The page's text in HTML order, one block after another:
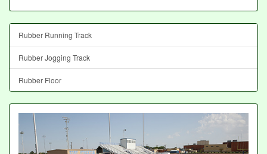
Rubber Running Track
Rubber Jogging Track
Rubber Floor